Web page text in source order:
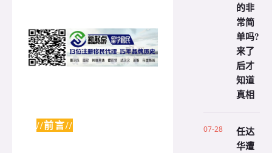
//前言//
的非
常简
单吗?
来了
后才
知道
真相
07-28
任达
华遭